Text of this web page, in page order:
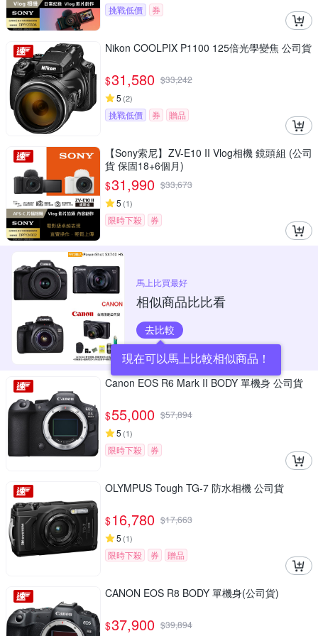
挑戰低價 券
Nikon COOLPIX P1100 125倍光學變焦 公司貨
$31,580 $33,242
5 (2)
挑戰低價 券 贈品
【Sony索尼】ZV-E10 II Vlog相機 鏡頭組 (公司
貨 保固18+6個月)
$31,990 $33,673
5 (1)
限時下殺 券
馬上比買最好
相似商品比比看
去比較
現在可以馬上比較相似商品！
Canon EOS R6 Mark II BODY 單機身 公司貨
$55,000 $57,894
5 (1)
限時下殺 券
OLYMPUS Tough TG-7 防水相機 公司貨
$16,780 $17,663
5 (1)
限時下殺 券 贈品
CANON EOS R8 BODY 單機身(公司貨)
$37,900 $39,894